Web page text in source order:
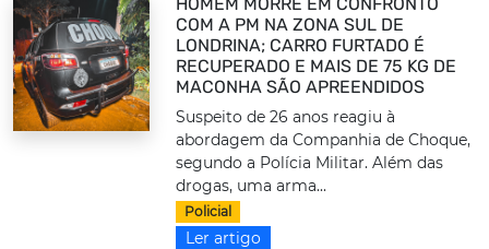
COM A PM NA ZONA SUL DE
LONDRINA; CARRO FURTADO É
RECUPERADO E MAIS DE 75 KG DE
MACONHA SÃO APREENDIDOS
Suspeito de 26 anos reagiu à
abordagem da Companhia de Choque,
segundo a Polícia Militar. Além das
drogas, uma arma...
Policial
Ler artigo